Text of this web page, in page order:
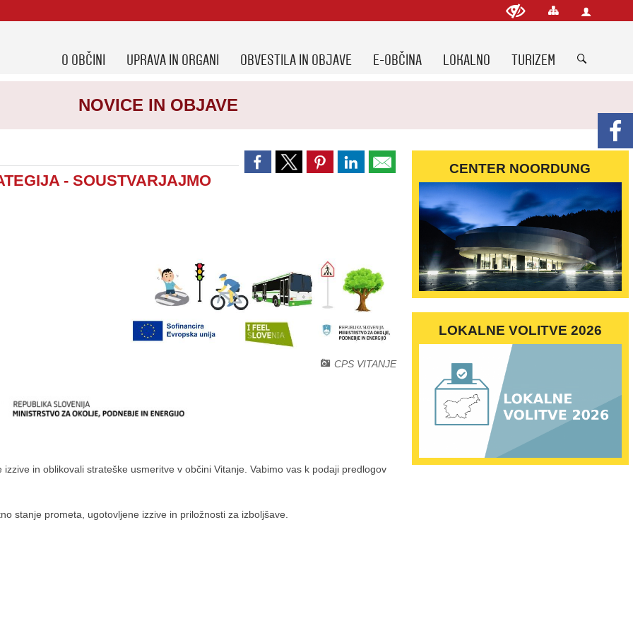
O OBČINI UPRAVA IN ORGANI OBVESTILA IN OBJAVE E-OBČINA LOKALNO TURIZEM
NOVICE IN OBJAVE
- SOUSTVARJAJMO
CPS VITANJE
in oblikovali strateške usmeritve v občini Vitanje. Vabimo vas k podaji predlogov
stanje prometa, ugotovljene izzive in priložnosti za izboljšave.
CENTER NOORDUNG
LOKALNE VOLITVE 2026